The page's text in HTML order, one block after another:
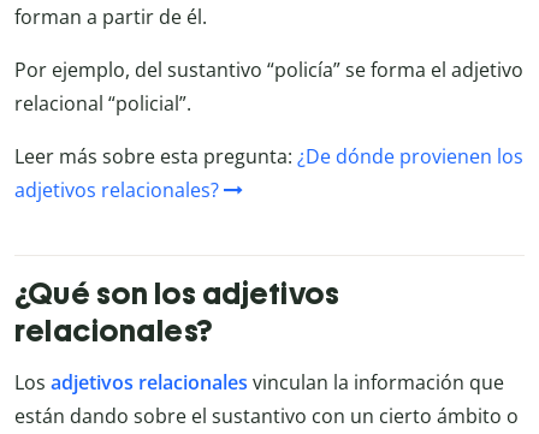
forman a partir de él.
Por ejemplo, del sustantivo “policía” se forma el adjetivo
relacional “policial”.
Leer más sobre esta pregunta: ¿De dónde provienen los
adjetivos relacionales?
¿Qué son los adjetivos
relacionales?
Los adjetivos relacionales vinculan la información que
están dando sobre el sustantivo con un cierto ámbito o